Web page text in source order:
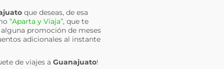
que deseas, de esa
“Aparta y Viaja”, que te
promoción de meses
adicionales al instante
de viajes a Guanajuato!